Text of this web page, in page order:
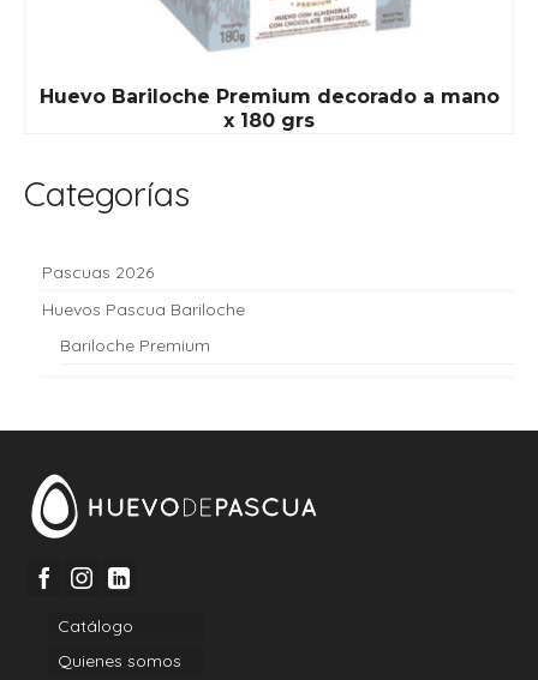
Huevo Bariloche Premium decorado a mano
x 180 grs
Categorías
Pascuas 2026
Huevos Pascua Bariloche
Bariloche Premium
Catálogo
Quienes somos